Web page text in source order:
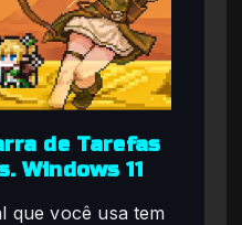
de Tarefas
Windows 11
que você usa tem